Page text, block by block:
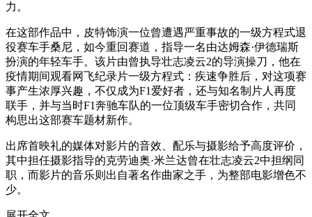
力。
在这部作品中，皮特饰演一位曾遭遇严重事故的一级方程式退
役赛车手桑尼，如今重回赛道，指导一名由达姆森·伊德瑞斯
扮演的年轻车手。该片由曾执导壮志凌云2的导演操刀，他在
疫情期间观看网飞纪录片一级方程式：疾速争胜后，对这项赛
事产生浓厚兴趣，不仅成为F1爱好者，还与知名制片人再度
联手，并与当时F1奔驰车队的一位顶级车手密切合作，共同
构思出这部赛车题材新作。
出席首映礼的媒体对影片的音效、配乐与摄影给予高度评价，
其中担任摄影指导的克劳迪奥·米兰达曾在壮志凌云2中担纲同
职，而影片的音乐则出自著名作曲家之手，为整部电影增色不
少。